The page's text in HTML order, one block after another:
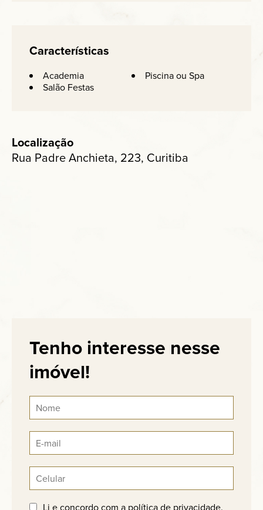
Características
Academia
Piscina ou Spa
Salão Festas
Localização
Rua Padre Anchieta, 223, Curitiba
Tenho interesse nesse
imóvel!